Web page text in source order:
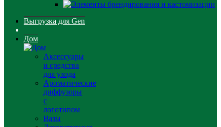
Выгрузка для Gen
Дом
Аксессуары
и средства
для ухода
Ароматические
диффузоры
с
логотипом
Вазы